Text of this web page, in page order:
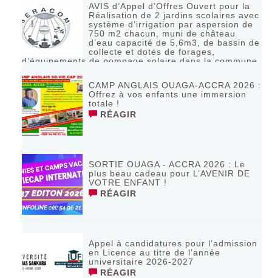
AVIS d’Appel d’Offres Ouvert pour la
Réalisation de 2 jardins scolaires avec
système d’irrigation par aspersion de
750 m2 chacun, muni de château
d’eau capacité de 5,6m3, de bassin de
collecte et dotés de forages,
d’équipements de pompage solaire dans la commune
RÉAGIR
CAMP ANGLAIS OUAGA-ACCRA 2026 :
Offrez à vos enfants une immersion
totale !
RÉAGIR
SORTIE OUAGA - ACCRA 2026 : Le
plus beau cadeau pour L’AVENIR DE
VOTRE ENFANT !
RÉAGIR
Appel à candidatures pour l’admission
en Licence au titre de l’année
universitaire 2026-2027
RÉAGIR